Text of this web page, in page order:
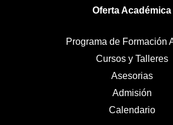
Oferta Académica
Programa de Formación
Cursos y Talleres
Asesorias
Admisión
Calendario